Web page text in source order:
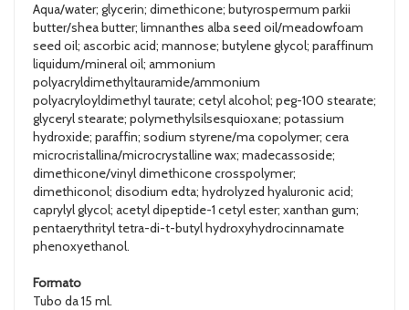
Aqua/water; glycerin; dimethicone; butyrospermum parkii
butter/shea butter; limnanthes alba seed oil/meadowfoam
seed oil; ascorbic acid; mannose; butylene glycol; paraffinum
liquidum/mineral oil; ammonium
polyacryldimethyltauramide/ammonium
polyacryloyldimethyl taurate; cetyl alcohol; peg-100 stearate;
glyceryl stearate; polymethylsilsesquioxane; potassium
hydroxide; paraffin; sodium styrene/ma copolymer; cera
microcristallina/microcrystalline wax; madecassoside;
dimethicone/vinyl dimethicone crosspolymer;
dimethiconol; disodium edta; hydrolyzed hyaluronic acid;
caprylyl glycol; acetyl dipeptide-1 cetyl ester; xanthan gum;
pentaerythrityl tetra-di-t-butyl hydroxyhydrocinnamate
phenoxyethanol.
Formato
Tubo da 15 ml.